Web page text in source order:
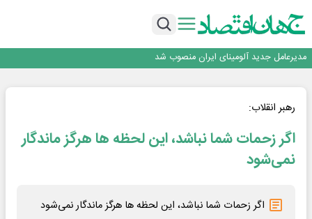
بازگشت فرش ماشینی به اصفهان پس از هفت سال؛ دو نمایشگاه تخصصی در شهر
مدیرعامل جدید آلومینای ایران منصوب شد
رونمایی فولاد غدیر نی ریز از سامانه ی « آقای پولاد»
بازگشت فرش ماشینی به اصفهان پس از هفت سال؛ دو نمایشگاه تخصصی در شهر
رهبر انقلاب:
اگر زحمات شما نباشد، این لحظه ها هرگز ماندگار
نمی‌شود
اگر زحمات شما نباشد، این لحظه ها هرگز ماندگار نمی‌شود